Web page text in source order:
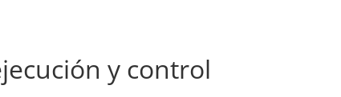
y control